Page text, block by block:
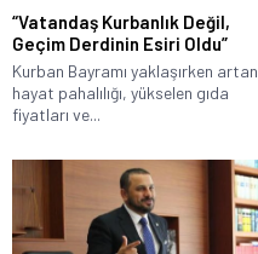
“Vatandaş Kurbanlık Değil,
Geçim Derdinin Esiri Oldu”
Kurban Bayramı yaklaşırken artan
hayat pahalılığı, yükselen gıda
fiyatları ve...